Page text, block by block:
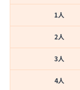
1人
2人
3人
4人